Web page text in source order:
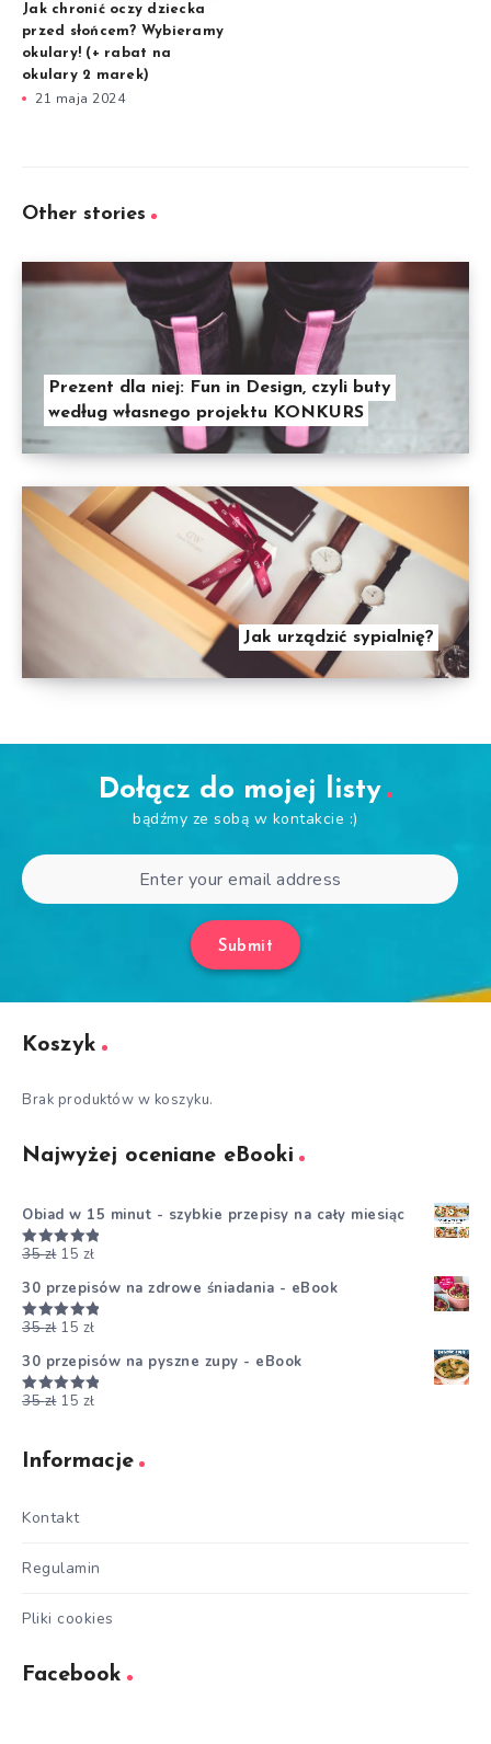
Jak chronić oczy dziecka
przed słońcem? Wybieramy
okulary! (+ rabat na
okulary 2 marek)
21 maja 2024
Other stories
Prezent dla niej: Fun in Design, czyli buty
według własnego projektu KONKURS
Jak urządzić sypialnię?
Dołącz do mojej listy
bądźmy ze sobą w kontakcie :)
Submit
Koszyk
Brak produktów w koszyku.
Najwyżej oceniane eBooki
Obiad w 15 minut - szybkie przepisy na cały miesiąc
Oceniono
35zł 15 zł
30 przepisów na zdrowe śniadania - eBook
Oceniono
35zł 15 zł
30 przepisów na pyszne zupy - eBook
Oceniono
35zł 15 zł
Informacje
Kontakt
Regulamin
Pliki cookies
Facebook